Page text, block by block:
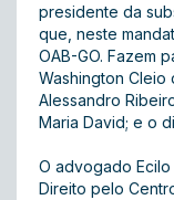
presidente da
que, neste
OAB-GO. Fazem
Washington Cleio
Alessandro
Maria David; e o
O advogado
Direito pelo